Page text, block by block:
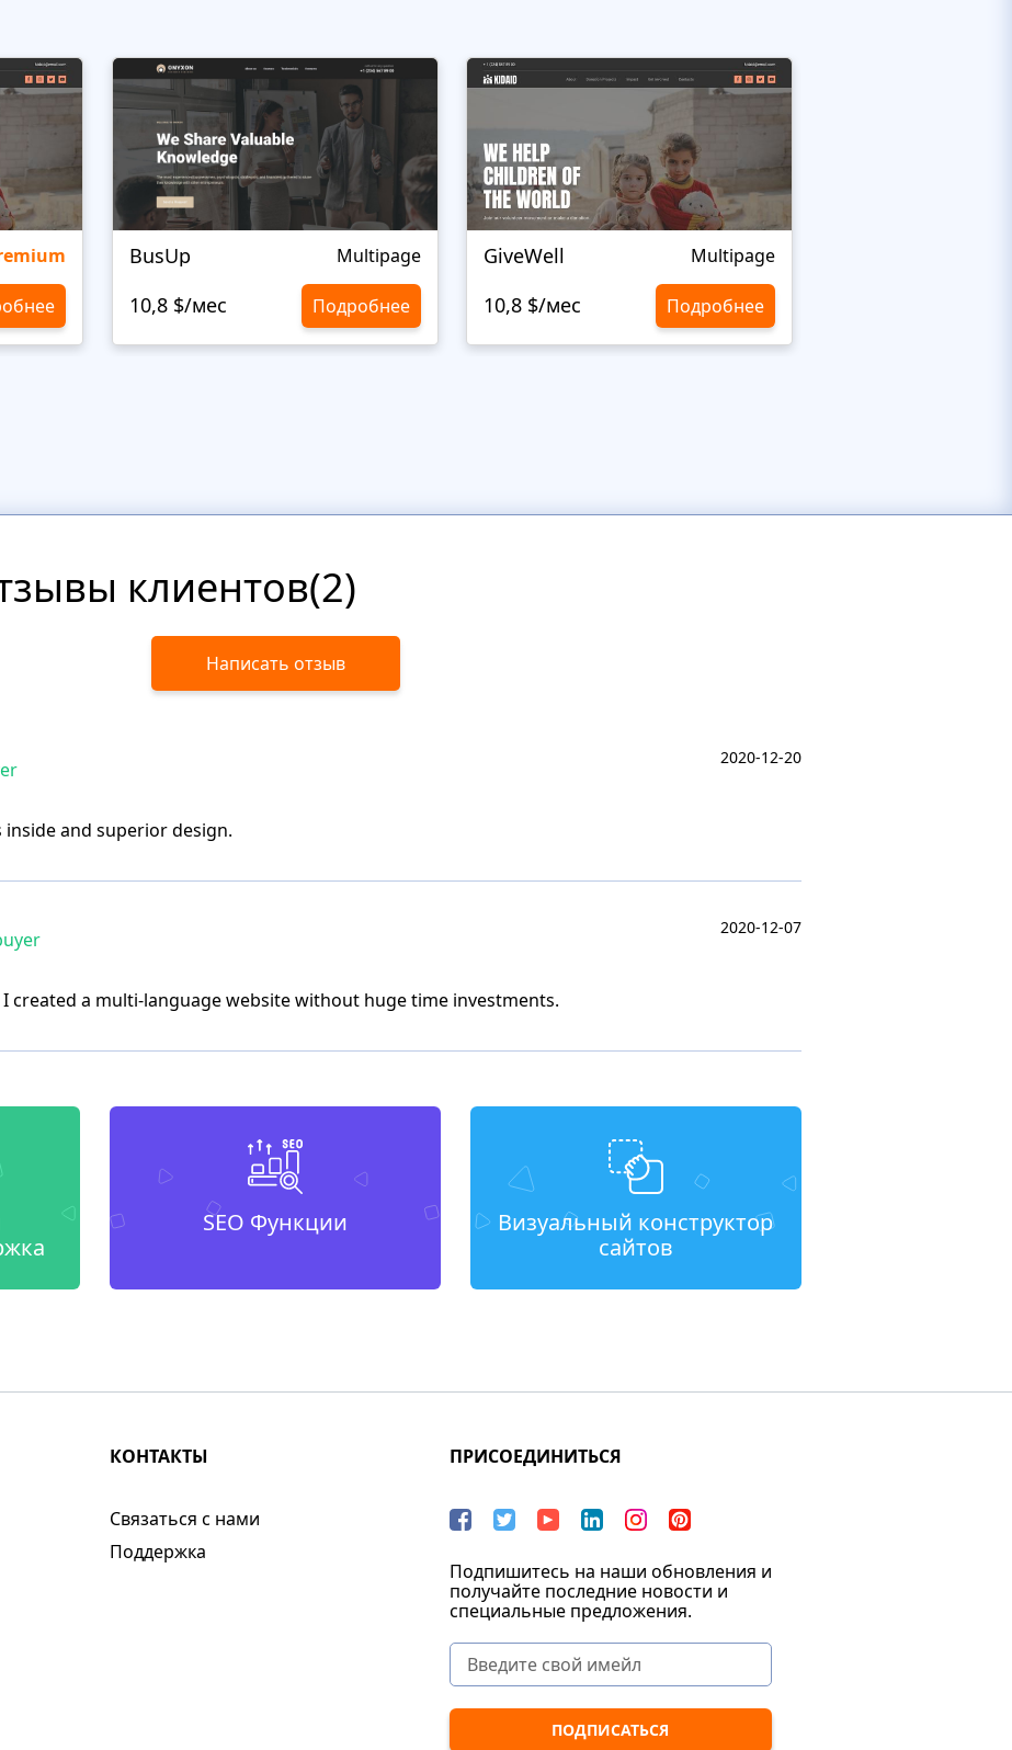
BusUp Multipage
10,8 $/мес Подробнее
GiveWell Multipage
10,8 $/мес Подробнее
клиентов(2)
Написать отзыв
2020-12-20
and superior design.
2020-12-07
created a multi-language website without huge time investments.
SEO Функции
Визуальный конструктор
сайтов
КОНТАКТЫ
Связаться с нами
Поддержка
ПРИСОЕДИНИТЬСЯ
Подпишитесь на наши обновления и
получайте последние новости и
специальные предложения.